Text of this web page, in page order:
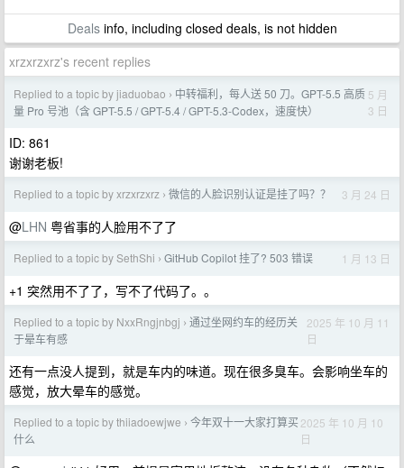
Dealsinfo, including closed deals, is not hidden
xrzxrzxrz's recent replies
Replied to a topic by jiaduobao › 中转福利，每人送 50 刀。GPT-5.5 高质
量 Pro 号池（含 GPT-5.5 / GPT-5.4 / GPT-5.3-Codex，速度快）
5 月
3 日
ID: 861
谢谢老板!
Replied to a topic by xrzxrzxrz › 微信的人脸识别认证是挂了吗？？ 3 月 24 日
@LHN 粤省事的人脸用不了了
Replied to a topic by SethShi › GitHub Copilot 挂了? 503 错误 1 月 13 日
+1 突然用不了了，写不了代码了。。
Replied to a topic by NxxRngjnbgj › 通过坐网约车的经历关
于晕车有感
2025 年 10 月 11
日
还有一点没人提到，就是车内的味道。现在很多臭车。会影响坐车的
感觉，放大晕车的感觉。
Replied to a topic by thiiadoewjwe › 今年双十一大家打算买
什么
2025 年 10 月 10
日